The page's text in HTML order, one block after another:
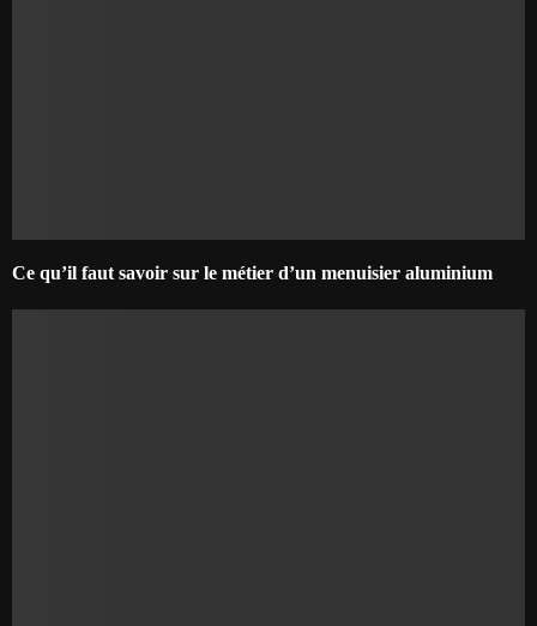
Ce qu’il faut savoir sur le métier d’un menuisier aluminium